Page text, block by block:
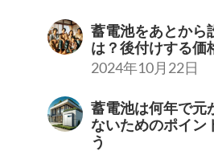
蓄電池をあとから
は？後付けする価
2024年10月22日
蓄電池は何年で元
ないためのポイン
う